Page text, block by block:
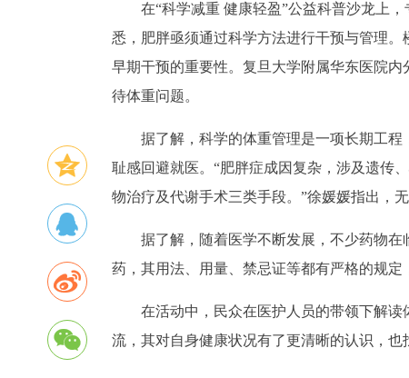
在“科学减重 健康轻盈”公益科普沙龙上
悉，肥胖亟须通过科学方法进行干预与管理
早期干预的重要性。复旦大学附属华东医院
待体重问题。
据了解，科学的体重管理是一项长期工
耻感回避就医。“肥胖症成因复杂，涉及遗传
物治疗及代谢手术三类手段。”徐媛媛指出，
据了解，随着医学不断发展，不少药物
药，其用法、用量、禁忌证等都有严格的规定
在活动中，民众在医护人员的带领下解
流，其对自身健康状况有了更清晰的认识，也